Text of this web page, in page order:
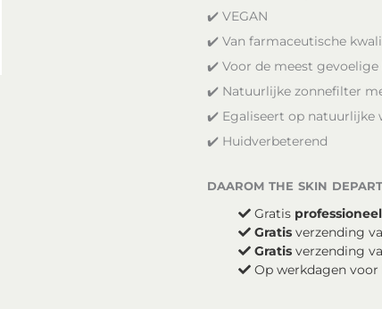
✔️ VEGAN
✔️ Van farmaceutische
✔️ Voor de meest gevoelige
✔️ Natuurlijke zonnefilter
✔️ Egaliseert op natuurlijke
✔️ Huidverbeterend
daarom the skin
Gratis
Gratis verzending
Gratis verzending
Op werkdagen voor